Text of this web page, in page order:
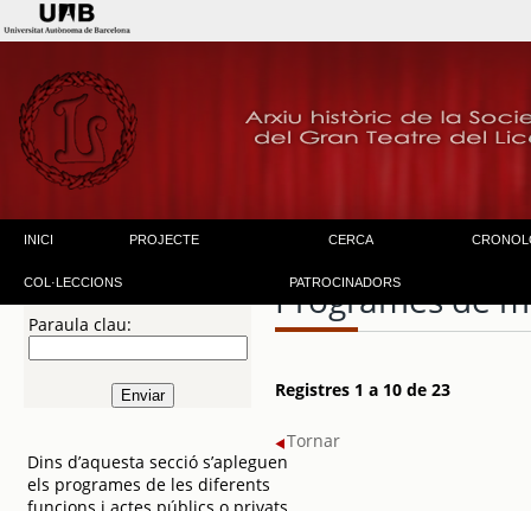
INICI PROJECTE CERCA
COL·LECCIONS PATROCINADORS
Paraula clau:
Dins d’aquesta secció s’apleguen
els programes de les diferents
Programes de
Registres 1 a 10 de 23
Tornar